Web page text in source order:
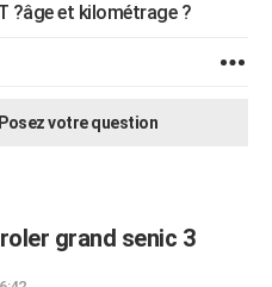
?âge et kilométrage ?
Posez votre question
grand senic 3